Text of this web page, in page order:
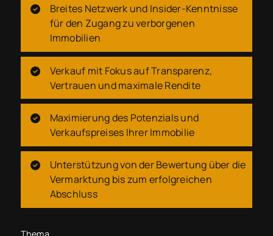
Breites Netzwerk und Insider-Kenntnisse
für den Zugang zu verborgenen
Immobilien
Verkauf mit Fokus auf Transparenz,
Vertrauen und maximale Rendite
Maximierung des Potenzials und
Verkaufspreises Ihrer Immobilie
Unterstützung von der Bewertung über die
Vermarktung bis zum erfolgreichen
Abschluss